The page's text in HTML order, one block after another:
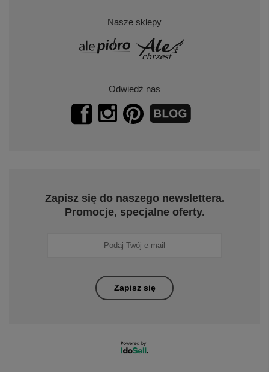
Nasze sklepy
Odwiedź nas
Zapisz się do naszego newslettera.
Promocje, specjalne oferty.
Zapisz się